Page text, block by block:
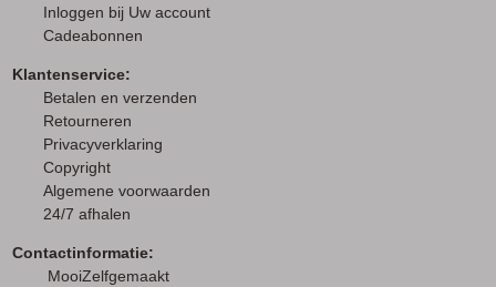
Inloggen bij Uw account
Cadeabonnen
Klantenservice:
Betalen en verzenden
Retourneren
Privacyverklaring
Copyright
Algemene voorwaarden
24/7 afhalen
Contactinformatie:
MooiZelfgemaakt